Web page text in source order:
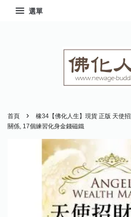
選單
首頁 ›
橡34【佛化人生】現貨 正版 天使
關係, 17個練習化身金錢磁鐵